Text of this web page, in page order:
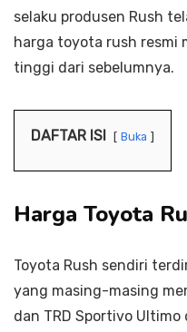
selaku produsen Rush
harga toyota rush resmi
tinggi dari sebelumnya.
DAFTAR ISI Buka
Harga Toyota
Toyota Rush sendiri
yang masing-masing
dan TRD Sportivo